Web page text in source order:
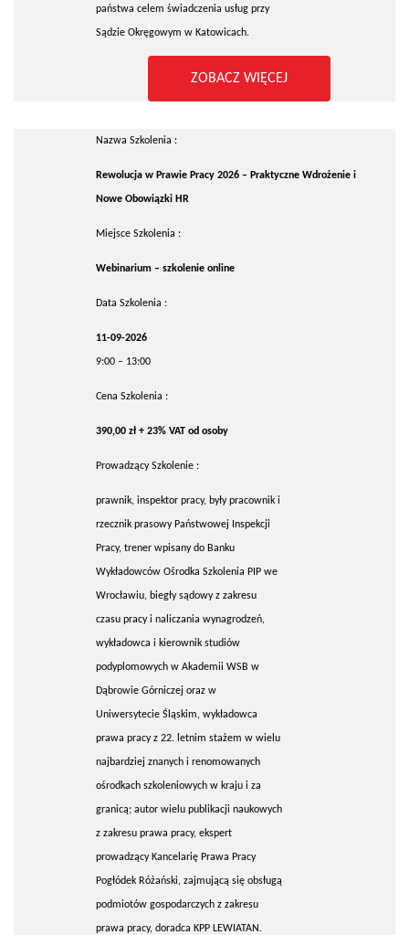
państwa celem świadczenia usług przy
Sądzie Okręgowym w Katowicach.
ZOBACZ WIĘCEJ
Nazwa Szkolenia :
Rewolucja w Prawie Pracy 2026 – Praktyczne Wdrożenie i
Nowe Obowiązki HR
Miejsce Szkolenia :
Webinarium – szkolenie online
Data Szkolenia :
11-09-2026
9:00 – 13:00
Cena Szkolenia :
390,00 zł + 23% VAT od osoby
Prowadzący Szkolenie :
prawnik, inspektor pracy, były pracownik i
rzecznik prasowy Państwowej Inspekcji
Pracy, trener wpisany do Banku
Wykładowców Ośrodka Szkolenia PIP we
Wrocławiu, biegły sądowy z zakresu
czasu pracy i naliczania wynagrodzeń,
wykładowca i kierownik studiów
podyplomowych w Akademii WSB w
Dąbrowie Górniczej oraz w
Uniwersytecie Śląskim, wykładowca
prawa pracy z 22. letnim stażem w wielu
najbardziej znanych i renomowanych
ośrodkach szkoleniowych w kraju i za
granicą; autor wielu publikacji naukowych
z zakresu prawa pracy, ekspert
prowadzący Kancelarię Prawa Pracy
Pogłódek Różański, zajmującą się obsługą
podmiotów gospodarczych z zakresu
prawa pracy, doradca KPP LEWIATAN.